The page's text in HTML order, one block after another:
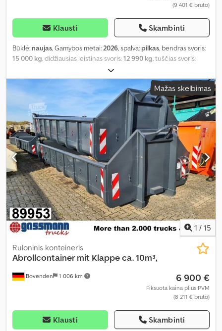
(9 401 € bruto)
Klausti Skambinti
Būklė: naujas, Gamybos metai:2026, spalva: pilkas, bendras svoris:
15 000 kg, didžiausias leistinas svoris:12 990 kg, tuščias svoris:
13 m³
mm, krovimo vietos ilgis:7 000 mm, krovos erdvės aukštis:750
mm
kitas , vairuotojo kabina:kitas Mažas skelbimas
1 / 15
Bovenden 1 006 km
Ruloninis konteineris
Abrollcontainer mit Klappe ca. 10m³,
6 900 €
Fiksuota kaina plius PVM
(8 211 € bruto)
Klausti Skambinti